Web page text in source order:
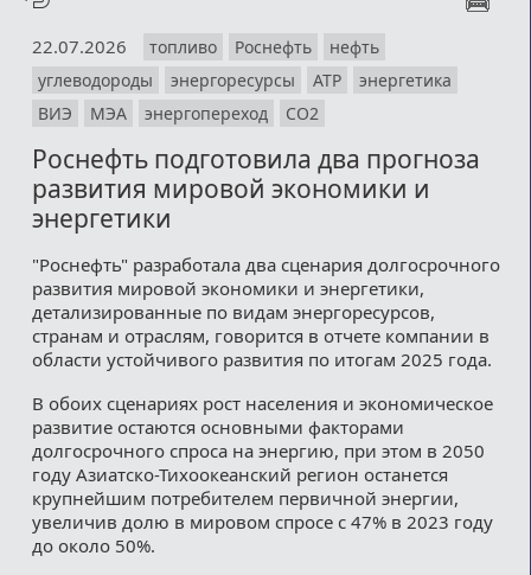
22.07.2026 топливо Роснефть
нефть
углеводороды
энергоресурсы АТР
энергетика
ВИЭ
МЭА энергопереход СО2
Роснефть подготовила два прогноза
развития мировой экономики и
энергетики
"Роснефть" разработала два сценария долгосрочного
развития мировой экономики и энергетики,
детализированные по видам энергоресурсов,
странам и отраслям, говорится в отчете компании в
области устойчивого развития по итогам 2025 года.
В обоих сценариях рост населения и экономическое
развитие остаются основными факторами
долгосрочного спроса на энергию, при этом в 2050
году Азиатско-Тихоокеанский регион останется
крупнейшим потребителем первичной энергии,
увеличив долю в мировом спросе с 47% в 2023 году
до около 50%.